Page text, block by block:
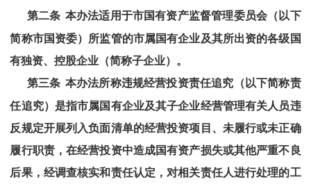
第二条 本办法适用于市国有资产监督管理委员会（以下
简称市国资委）所监管的市属国有企业及其所出资的各级国
有独资、控股企业（简称子企业）。
第三条 本办法所称违规经营投资责任追究（以下简称责
任追究）是指市属国有企业及其子企业经营管理有关人员违
反规定开展列入负面清单的经营投资项目、 未履行或未正确
履行职责，在经营投资中造成国有资产损失或其他严重不良
后果，经调查核实和责任认定，对相关责任人进行处理的工